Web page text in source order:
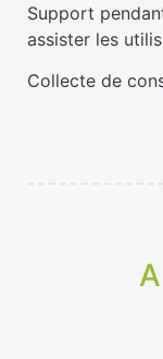
Support
assister les
Collecte de